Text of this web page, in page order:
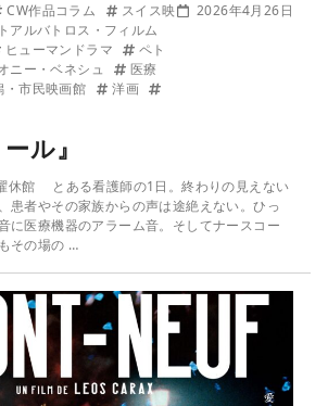
CW作品コラム
スイス映
アルバトロス・フィルム
ヒューマンドラマ
ペト
ニー・ベネシュ
医療
・市民映画館
洋画
2026年4月26日
ル』
休館 とある看護師の1日。終わりの見えない
患者やその家族からの声は途絶えない。ひっ
に医療機器のアラーム音。そしてナースコー
その場の …